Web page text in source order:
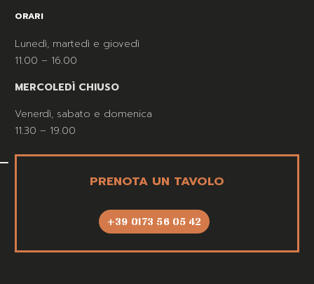
ORARI
Lunedì, martedì e giovedì
11.00 – 16.00
MERCOLEDÌ CHIUSO
Venerdì, sabato e domenica
11.30 – 19.00
PRENOTA UN TAVOLO
+39 0173 56 05 42